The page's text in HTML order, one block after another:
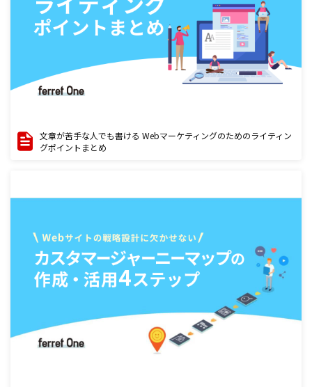
文章が苦手な人でも書ける Webマーケティングのためのライティン
グポイントまとめ